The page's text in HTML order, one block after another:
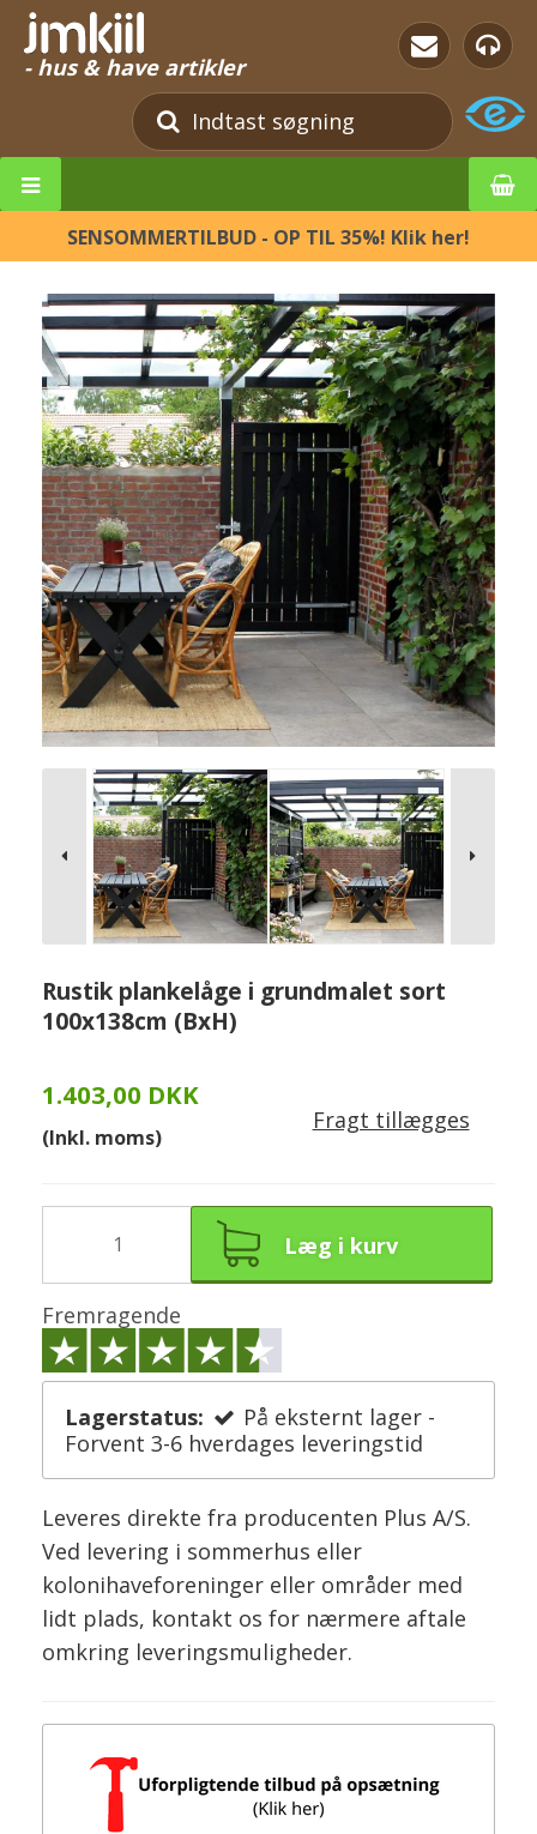
- hus & have artikler
SENSOMMERTILBUD - OP TIL 35%! Klik her!
Rustik plankelåge i grundmalet sort
100x138cm (BxH)
1.403,00 DKK
(Inkl. moms)
Fragt tillægges
Læg i kurv
Fremragende
Lagerstatus:
På eksternt lager -
Forvent 3-6 hverdages leveringstid
Leveres direkte fra producenten Plus A/S.
Ved levering i sommerhus eller
kolonihaveforeninger eller områder med
lidt plads, kontakt os for nærmere aftale
omkring leveringsmuligheder.